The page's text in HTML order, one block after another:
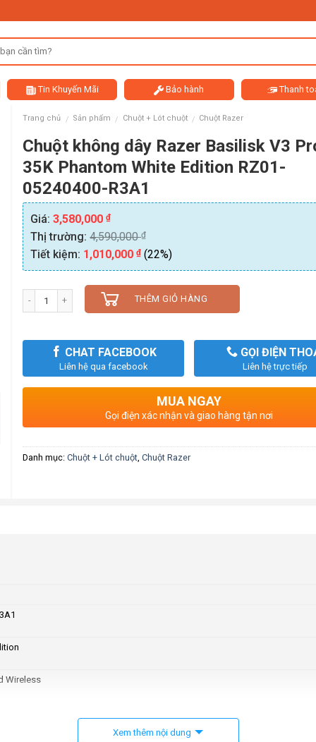
Tin Khuyến Mãi Bảo hành Thanh
Trang chủ / Sản phẩm / Chuột + Lót chuột / Chuột Razer
Chuột không dây Razer Basilisk V3
35K Phantom White Edition RZ01-
05240400-R3A1
Giá: 3,580,000₫
Thị trường: 4,590,000₫
Tiết kiệm: 1,010,000₫ (22%)
Số lượng THÊM GIỎ HÀNG
CHAT FACEBOOK
Liên hệ qua facebook
GỌI ĐIỆN
Liên hệ trực tiếp
MUA NGAY
Gọi điện xác nhận và giao hàng tận nơi
Danh mục:Chuột + Lót chuột,Chuột Razer
Wireless
Xem thêm nội dung